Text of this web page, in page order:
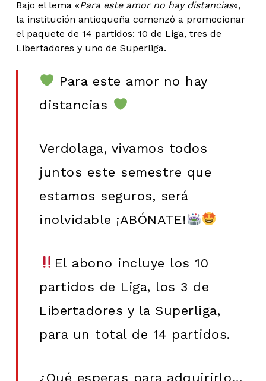
Bajo el lema «Para este amor no hay distancias«,
la institución antioqueña comenzó a promocionar
el paquete de 14 partidos: 10 de Liga, tres de
Libertadores y uno de Superliga.
Para este amor no hay
distancias
Verdolaga, vivamos todos
juntos este semestre que
estamos seguros, será
inolvidable ¡ABÓNATE!
El abono incluye los 10
partidos de Liga, los 3 de
Libertadores y la Superliga,
para un total de 14 partidos.
¿Qué esperas para adquirirlo…